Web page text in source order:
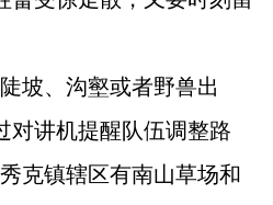
坡、沟壑或者野兽出
对讲机提醒队伍调整路
克镇辖区有南山草场和